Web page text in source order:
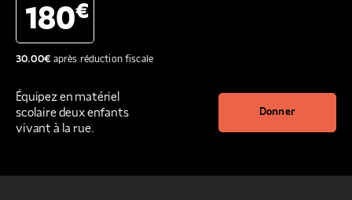
180€
30.00€après réduction fiscale
Équipez en matériel
scolaire deux enfants
vivant à la rue.
Donner